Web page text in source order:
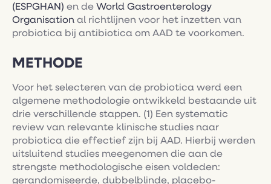
(ESPGHAN) en de World Gastroenterology
Organisation al richtlijnen voor het inzetten van
probiotica bij antibiotica om AAD te voorkomen.
METHODE
Voor het selecteren van de probiotica werd een
algemene methodologie ontwikkeld bestaande uit
drie verschillende stappen. (1) Een systematic
review van relevante klinische studies naar
probiotica die effectief zijn bij AAD. Hierbij werden
uitsluitend studies meegenomen die aan de
strengste methodologische eisen voldeden:
gerandomiseerde, dubbelblinde, placebo-